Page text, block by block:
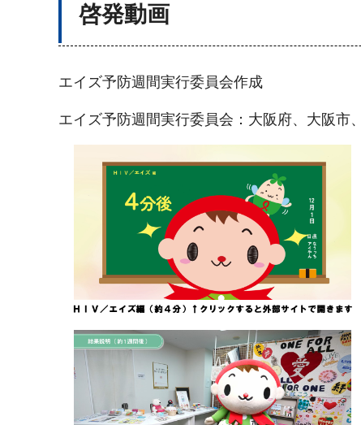
啓発動画
エイズ予防週間実行委員会作成
エイズ予防週間実行委員会：大阪府、大阪市